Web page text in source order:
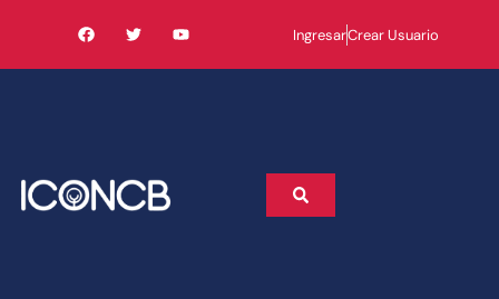
IngresarCrear Usuario